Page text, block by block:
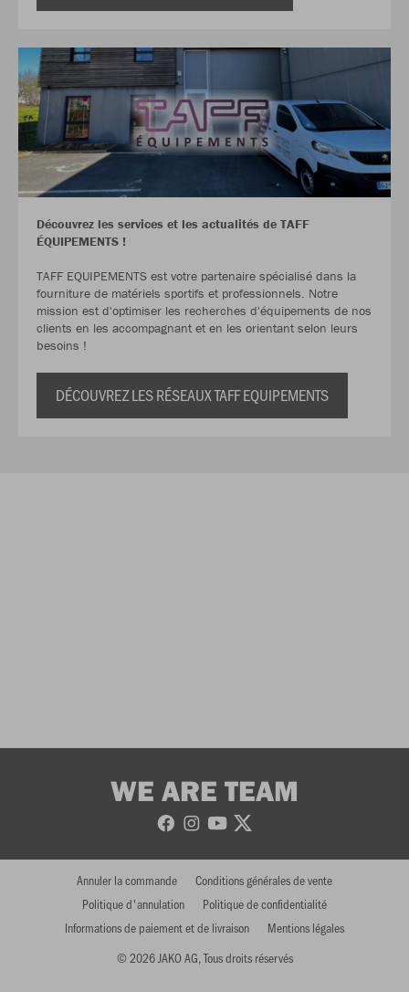
Découvrez les services et les actualités de TAFF
ÉQUIPEMENTS !
TAFF EQUIPEMENTS est votre partenaire spécialisé dans la
fourniture de matériels sportifs et professionnels. Notre
mission est d'optimiser les recherches d'équipements de nos
clients en les accompagnant et en les orientant selon leurs
besoins !
DÉCOUVREZ LES RÉSEAUX TAFF EQUIPEMENTS
WE ARE TEAM
© 2026 JAKO AG, Tous droits réservés
Annuler la commande
Conditions générales de vente
Politique d'annulation
Politique de confidentialité
Informations de paiement et de livraison
Mentions légales